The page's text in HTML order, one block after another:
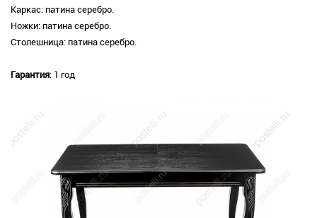
Каркас: патина серебро.
Ножки: патина серебро.
Столешница: патина серебро.
Гарантия: 1 год